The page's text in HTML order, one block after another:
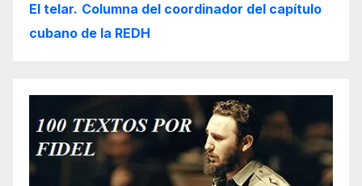
El telar. Columna del coordinador del capítulo
cubano de la REDH